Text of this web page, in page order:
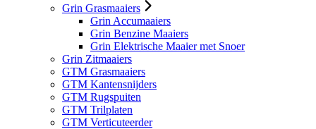
Grin Grasmaaiers
Grin Accumaaiers
Grin Benzine Maaiers
Grin Elektrische Maaier met Snoer
Grin Zitmaaiers
GTM Grasmaaiers
GTM Kantensnijders
GTM Rugspuiten
GTM Trilplaten
GTM Verticuteerder